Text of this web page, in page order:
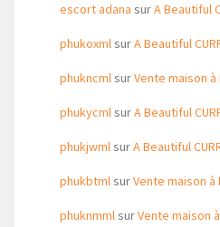
escort adana surA Beautiful
phukoxmlsurA Beautiful
phukncmlsurVente maison
phukycmlsurA Beautiful
phukjwmlsurA Beautiful
phukbtmlsurVente maison
phuknmmlsurVente maison